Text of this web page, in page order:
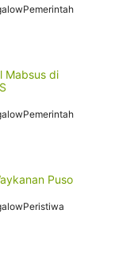
Mabsus di
Puso